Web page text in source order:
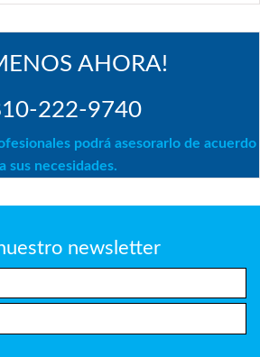
AHORA!
222-9740
podrá asesorarlo de acuerdo
a sus necesidades.
newsletter